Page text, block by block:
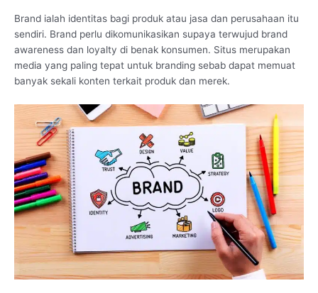
Brand ialah identitas bagi produk atau jasa dan perusahaan itu
sendiri. Brand perlu dikomunikasikan supaya terwujud brand
awareness dan loyalty di benak konsumen. Situs merupakan
media yang paling tepat untuk branding sebab dapat memuat
banyak sekali konten terkait produk dan merek.